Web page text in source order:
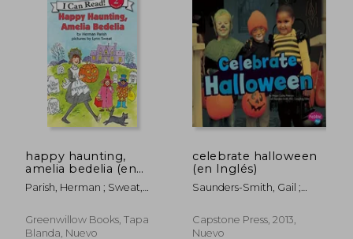
40%
dcto. $ 29.29
40%
dcto. $
happy haunting,
amelia bedelia (en
Inglés)
Parish, Herman ; Sweat,
Greenwillow Books, Tapa
Blanda, Nuevo
celebrate halloween
(en Inglés)
Saunders-Smith, Gail ;
Capstone Press, 2013,
Nuevo